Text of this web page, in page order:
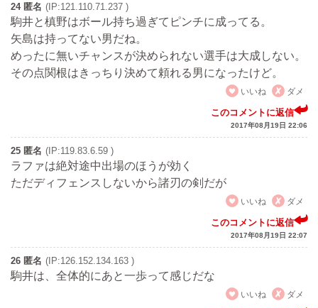
24 匿名 (IP:121.110.71.237 )
駒井と槙野はボール持ち過ぎてピンチに成ってる。
矢島は持ってない男だね。
めったに無いチャンスが決められない選手は大成しない。
その点関根はきっちり決めて頼れる男になったけど。
いいね
ダメ
このコメントに返信
2017年08月19日 22:06
25 匿名 (IP:119.83.6.59 )
ラファは絶対途中出場のほうが効く
ただディフェンスしないから諸刃の剣だが
いいね
ダメ
このコメントに返信
2017年08月19日 22:07
26 匿名 (IP:126.152.134.163 )
駒井は、全体的にあと一歩って感じだな
いいね
ダメ